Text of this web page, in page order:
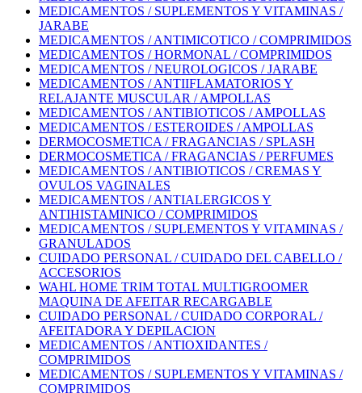
MEDICAMENTOS / SUPLEMENTOS Y VITAMINAS /
JARABE
MEDICAMENTOS / ANTIMICOTICO / COMPRIMIDOS
MEDICAMENTOS / HORMONAL / COMPRIMIDOS
MEDICAMENTOS / NEUROLOGICOS / JARABE
MEDICAMENTOS / ANTIIFLAMATORIOS Y
RELAJANTE MUSCULAR / AMPOLLAS
MEDICAMENTOS / ANTIBIOTICOS / AMPOLLAS
MEDICAMENTOS / ESTEROIDES / AMPOLLAS
DERMOCOSMETICA / FRAGANCIAS / SPLASH
DERMOCOSMETICA / FRAGANCIAS / PERFUMES
MEDICAMENTOS / ANTIBIOTICOS / CREMAS Y
OVULOS VAGINALES
MEDICAMENTOS / ANTIALERGICOS Y
ANTIHISTAMINICO / COMPRIMIDOS
MEDICAMENTOS / SUPLEMENTOS Y VITAMINAS /
GRANULADOS
CUIDADO PERSONAL / CUIDADO DEL CABELLO /
ACCESORIOS
WAHL HOME TRIM TOTAL MULTIGROOMER
MAQUINA DE AFEITAR RECARGABLE
CUIDADO PERSONAL / CUIDADO CORPORAL /
AFEITADORA Y DEPILACION
MEDICAMENTOS / ANTIOXIDANTES /
COMPRIMIDOS
MEDICAMENTOS / SUPLEMENTOS Y VITAMINAS /
COMPRIMIDOS